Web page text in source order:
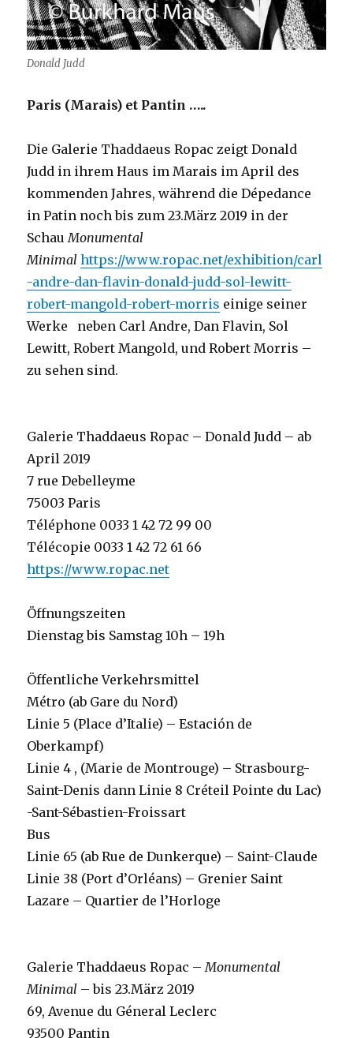
Donald Judd
Paris (Marais) et Pantin …..
Die Galerie Thaddaeus Ropac zeigt Donald
Judd in ihrem Haus im Marais im April des
kommenden Jahres, während die Dépedance
in Patin noch bis zum 23.März 2019 in der
SchauMonumental
Minimal https://www.ropac.net/exhibition/carl
-andre-dan-flavin-donald-judd-sol-lewitt-
robert-mangold-robert-morris einige seiner
Werke neben Carl Andre, Dan Flavin, Sol
Lewitt, Robert Mangold, und Robert Morris –
zu sehen sind.
Galerie Thaddaeus Ropac – Donald Judd – ab
April 2019
7 rue Debelleyme
75003 Paris
Téléphone 0033 1 42 72 99 00
Télécopie 0033 1 42 72 61 66
https://www.ropac.net
Öffnungszeiten
Dienstag bis Samstag 10h – 19h
Öffentliche Verkehrsmittel
Métro (ab Gare du Nord)
Linie 5 (Place d’Italie) – Estación de
Oberkampf)
Linie 4 , (Marie de Montrouge) – Strasbourg-
Saint-Denis dann Linie 8 Créteil Pointe du Lac)
-Sant-Sébastien-Froissart
Bus
Linie 65 (ab Rue de Dunkerque) – Saint-Claude
Linie 38 (Port d’Orléans) – Grenier Saint
Lazare – Quartier de l’Horloge
Galerie Thaddaeus Ropac –Monumental
Minimal – bis 23.März 2019
69, Avenue du Géneral Leclerc
93500 Pantin